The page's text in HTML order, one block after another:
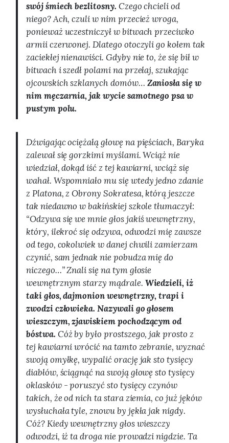
swój śmiech bezlitosny. Czego chcieli od
niego? Ach, czuli w nim przecież wroga,
ponieważ uczestniczył w bitwach przeciwko
armii czerwonej. Dlatego otoczyli go kołem tak
zaciekłej nienawiści. Gdyby nie to, że się bił w
bitwach i szedł polami na przełaj, szukając
ojcowskich szklanych domów… Zaniosła się w
nim męczarnia, jak wycie samotnego psa w
pustym polu.
Dźwigając ociężałą głowę na pięściach, Baryka
zalewał się gorzkimi myślami. Wciąż nie
wiedział, dokąd iść z tej kawiarni, wciąż się
wahał. Wspomniało mu się wtedy jedno zdanie
z Platona, z Obrony Sokratesa, którą jeszcze
tak niedawno w bakińskiej szkole tłumaczył:
“Odzywa się we mnie głos jakiś wewnętrzny,
który, ilekroć się odzywa, odwodzi mię zawsze
od tego, cokolwiek w danej chwili zamierzam
czynić, sam jednak nie pobudza mię do
niczego…” Znali się na tym głosie
wewnętrznym starzy mądrale. Wiedzieli, iż
taki głos, dajmonion wewnętrzny, trapi i
zwodzi człowieka. Nazywali go głosem
wieszczym, zjawiskiem pochodzącym od
bóstwa. Cóż by było prostszego, jak prosto z
tej kawiarni wrócić na tamto zebranie, wyznać
swoją omyłkę, wypalić orację jak sto tysięcy
diabłów, ściągnąć na swoją głowę sto tysięcy
oklasków - poruszyć sto tysięcy czynów
takich, że od nich ta stara ziemia, co już jęków
wysłuchała tyle, znowu by jękła jak nigdy.
Cóż? Kiedy wewnętrzny głos wieszczy
odwodzi, iż ta droga nie prowadzi nigdzie. Ta